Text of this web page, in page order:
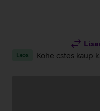
Laos Kohe ostes kaup